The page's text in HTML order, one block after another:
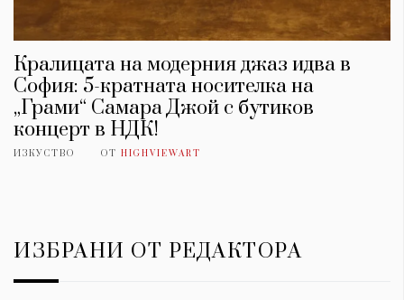
Кралицата на модерния джаз идва в
София: 5-кратната носителка на
„Грами“ Самара Джой с бутиков
концерт в НДК!
ИЗКУСТВО ОТ HIGHVIEWART
ИЗБРАНИ ОТ РЕДАКТОРА